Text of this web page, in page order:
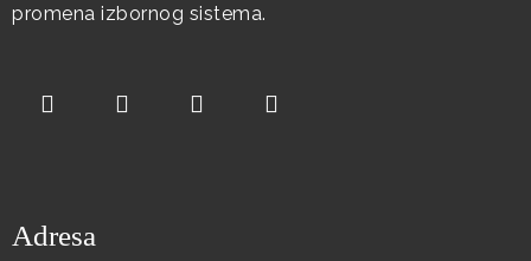
promena izbornog sistema.
Adresa